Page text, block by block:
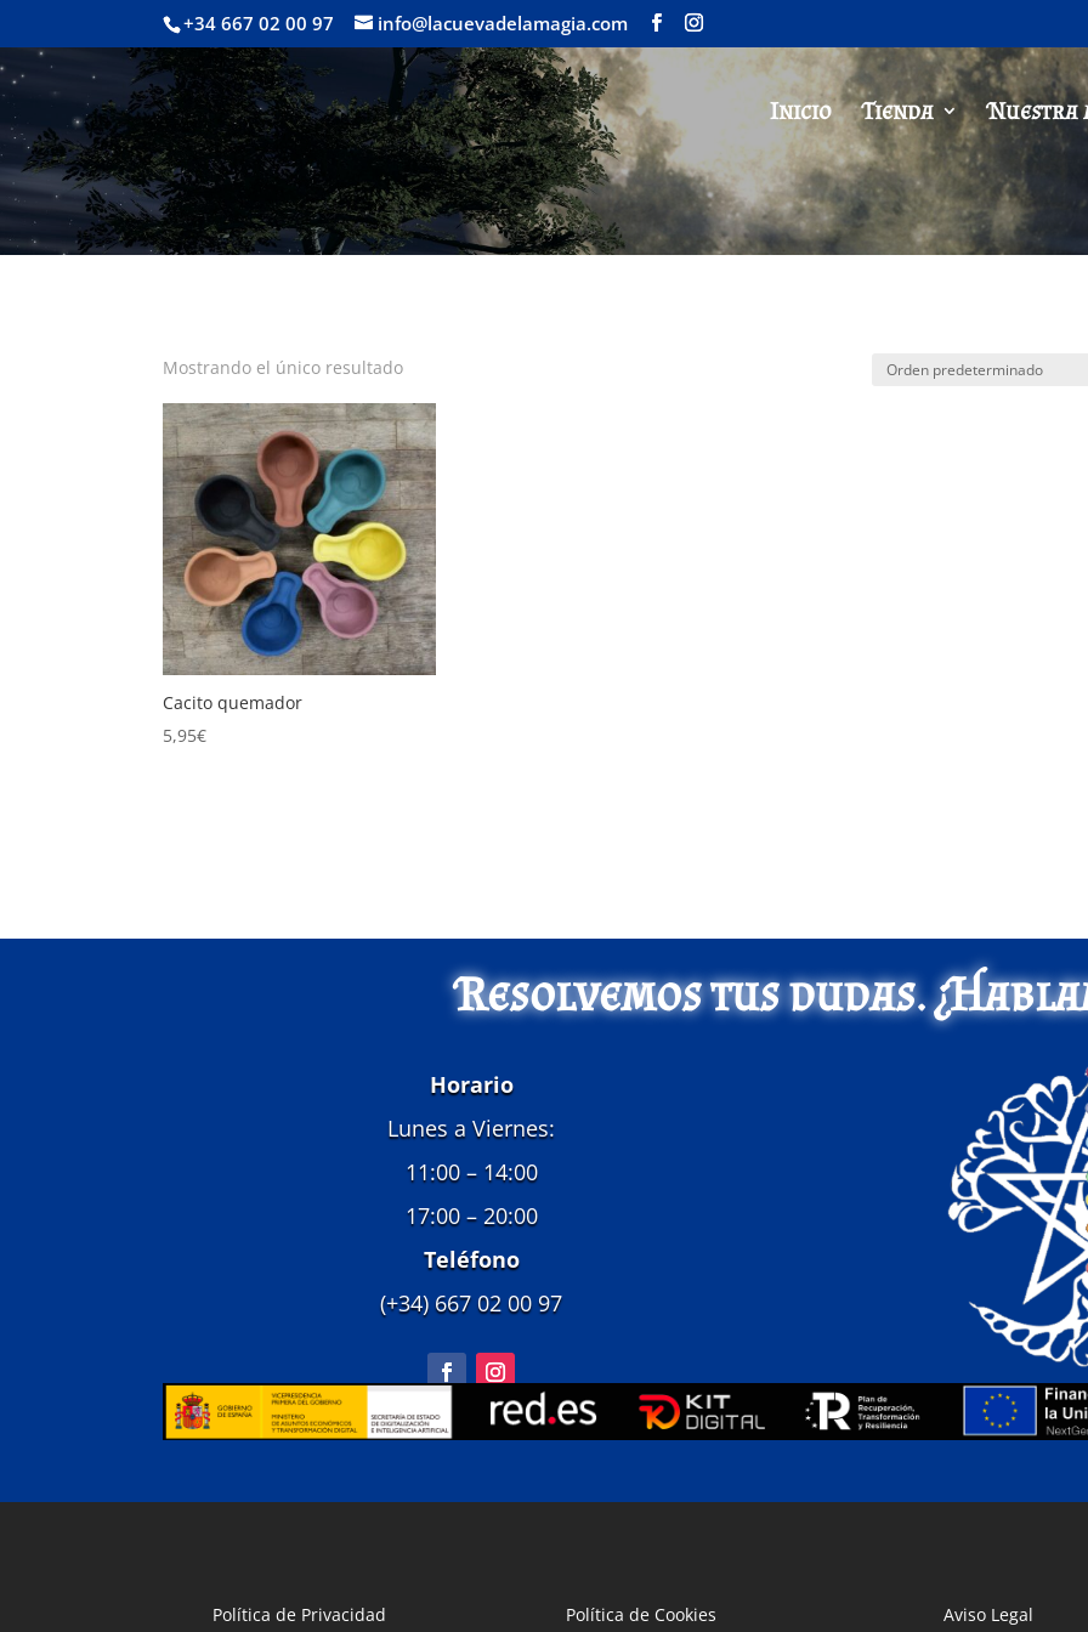
+34 667 02 00 97 info@lacuevadelamagia.com
Inicio Tienda Nuestra
Mostrando el único resultado
Cacito quemador
5,95€
Resolvemos tus dudas.
Horario
Lunes a Viernes:
11:00 – 14:00
17:00 – 20:00
Teléfono
(+34) 667 02 00 97
Política de Privacidad Política de Cookies Aviso Legal